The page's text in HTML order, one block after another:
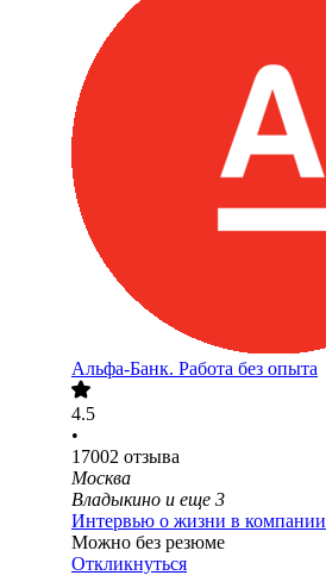
Альфа-Банк. Работа без опыта
4.5
•
17002 отзыва
Москва
Владыкино и еще 3
Интервью о жизни в компании
Можно без резюме
Откликнуться